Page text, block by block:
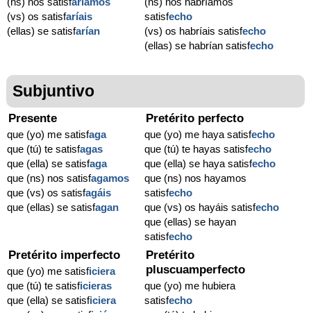
(vs) os satisfaríais
(ellas) se satisfarían
satisfecho
(vs) os habríais satisfecho
(ellas) se habrían satisfecho
Subjuntivo
Presente
que (yo) me satisfaga
que (tú) te satisfagas
que (ella) se satisfaga
que (ns) nos satisfagamos
que (vs) os satisfagáis
que (ellas) se satisfagan
Pretérito perfecto
que (yo) me haya satisfecho
que (tú) te hayas satisfecho
que (ella) se haya satisfecho
que (ns) nos hayamos
satisfecho
que (vs) os hayáis satisfecho
que (ellas) se hayan
satisfecho
Pretérito imperfecto
que (yo) me satisficiera
que (tú) te satisficieras
que (ella) se satisficiera
Pretérito
pluscuamperfecto
que (yo) me hubiera
satisfecho